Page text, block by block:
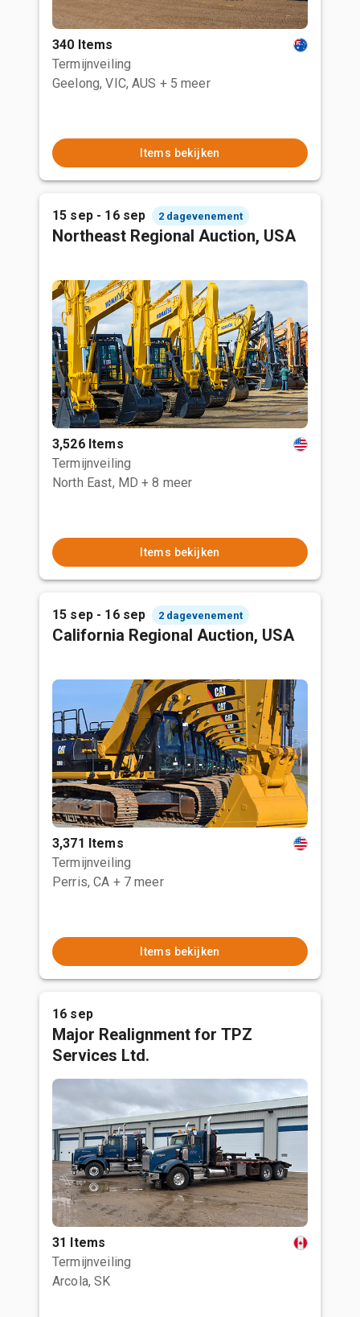
340 Items
Termijnveiling
Geelong, VIC, AUS + 5 meer
Items bekijken
15 sep - 16 sep 2 dagevenement
Northeast Regional Auction, USA
3,526 Items
Termijnveiling
North East, MD + 8 meer
Items bekijken
15 sep - 16 sep 2 dagevenement
California Regional Auction, USA
3,371 Items
Termijnveiling
Perris, CA + 7 meer
Items bekijken
16 sep
Major Realignment for TPZ
Services Ltd.
31 Items
Termijnveiling
Arcola, SK